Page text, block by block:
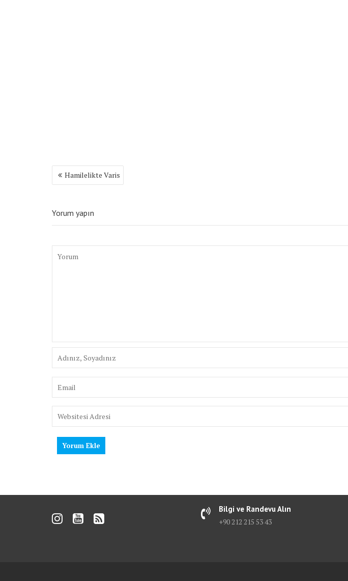
Yazı
gezinmesi
Hamilelikte Varis
Yorum yapın
Bilgi ve Randevu Alın
+90 212 215 53 43